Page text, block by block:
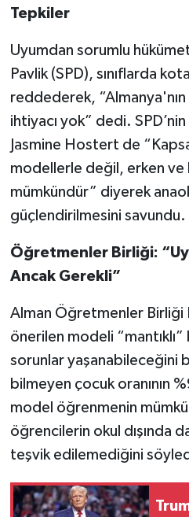
Tepkiler
Uyumdan sorumlu
Pavlik (SPD), sınıflarda
reddederek, “Almanya'nın
ihtiyacı yok” dedi.
Jasmine Hostert de
modellerle değil, erken
mümkündür” diyerek
güçlendirilmesini savundu.
Öğretmenler Birliği:
Ancak Gerekli”
Alman Öğretmenler Birliği
önerilen modeli
sorunlar yaşanabileceğini
bilmeyen çocuk oranının
model öğrenmenin
öğrencilerin okul dışında
teşvik edilemediğini